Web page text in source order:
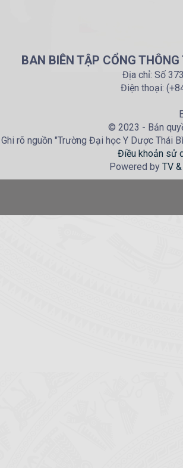
BAN BIÊN TẬP CỔNG
Địa chỉ: Số
Điện thoại:
© 2023 - Bản
Ghi rõ nguồn "Trường Đại học Y Dược Thái
Điều khoản sử
Powered by TV